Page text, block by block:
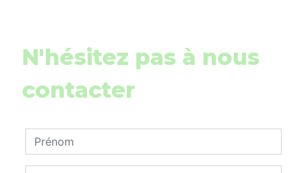
N'hésitez pas à nous
contacter